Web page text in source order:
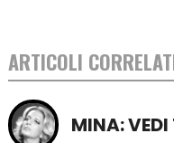
ARTICOLI
MINA: VEDI